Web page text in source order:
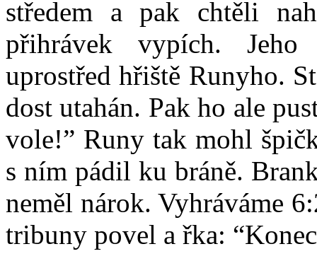
středem a pak chtěli
přihrávek vypích.
uprostřed hřiště Runyho.
dost utahán. Pak ho ale
vole!” Runy tak mohl
s ním pádil ku bráně.
neměl nárok. Vyhráváme
tribuny povel a řka: